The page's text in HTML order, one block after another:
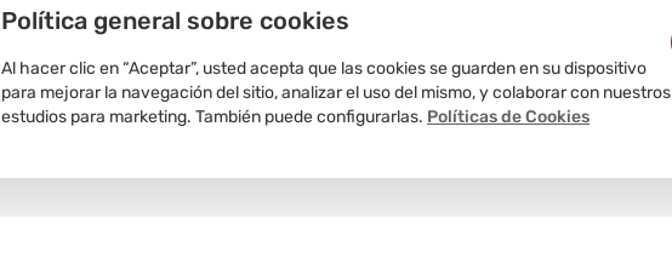
Política general sobre cookies
Al hacer clic en “Aceptar”, usted acepta que las cookies se guarden en su dispositivo
para mejorar la navegación del sitio, analizar el uso del mismo, y colaborar con nuestros
estudios para marketing. También puede configurarlas. Políticas de Cookies